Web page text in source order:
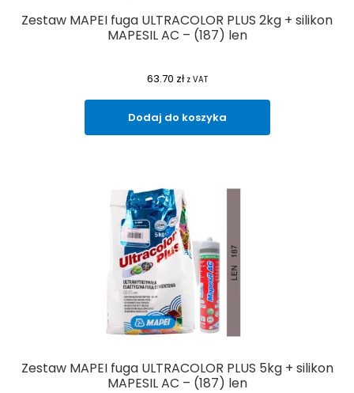
Zestaw MAPEI fuga ULTRACOLOR PLUS 2kg + silikon
MAPESIL AC – (187) len
63.70 zł z VAT
Dodaj do koszyka
Zestaw MAPEI fuga ULTRACOLOR PLUS 5kg + silikon
MAPESIL AC – (187) len